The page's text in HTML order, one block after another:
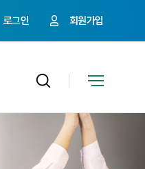
로그인 회원가입